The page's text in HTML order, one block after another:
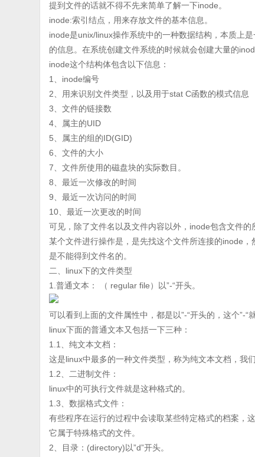
提到文件的话就不得不先来简单了解一下inode。
inode:索引结点，用来存放文件的基本信息。
inode是unix/linux操作系统中的一种数据结构，本质上
的信息。在系统创建文件系统的时候就会创建大量的
inode这个结构体包含以下信息：
1、inode编号
2、用来识别文件类型，以及用于stat C函数的模式信息
3、文件的链接数
4、属主的UID
5、属主的组的ID(GID)
6、文件的大小
7、文件所使用的磁盘块的实际数目。
8、最近一次修改的时间
9、最近一次访问的时间
10、最近一次更改的时间
可见，除了文件名以及文件内容以外，inode包含文件
某个文件进行操作是，是先找这个文件所连接的inode
是不能得到文件名的。
二、linux下的文件类型
1.普通文本： （ regular file）以”-“开头。
可以看到上面的文件属性中，都是以”-“开头的，这个”-“
linux下面的普通文本又包括一下三种：
1.1、纯文本文档：
这是linux中最多的一种文件类型，称为纯文本文档，我
1.2、二进制文件：
linux中的可执行文件就是这种格式的。
1.3、数据格式文件：
有些程序在运行的过程中会读取某些特定格式的档案，
它属于特殊格式的文件。
2、目录：(directory)以”d”开头。